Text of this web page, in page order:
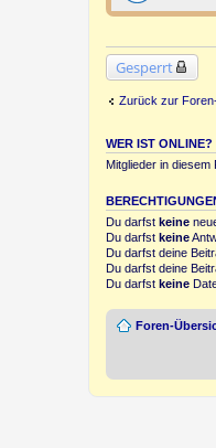
Gesperrt
Zurück zur
WER IST ONLINE?
Mitglieder in diesem
Du darfst keine
Du darfst keine
Du darfst deine
Du darfst deine
Du darfst keine
Foren-